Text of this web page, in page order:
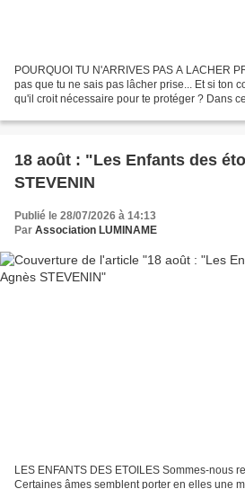
POURQUOI TU N'ARRIVES PAS A LACHER
pas que tu ne sais pas lâcher prise... Et si ton
qu'il croit nécessaire pour te protéger ? Dans
18 août : "Les Enfants des
STEVENIN
Publié le 28/07/2026 à 14:13
Par Association LUMINAME
LES ENFANTS DES ETOILES Sommes-nous
Certaines âmes semblent porter en elles une